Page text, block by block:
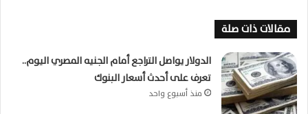
مقالات ذات صلة
الدولار يواصل التراجع أمام الجنيه المصري اليوم..
تعرف على أحدث أسعار البنوك
منذ أسبوع واحد